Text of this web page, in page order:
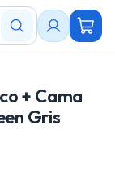
+ Cama
Gris